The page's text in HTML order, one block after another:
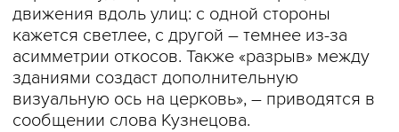
движения вдоль улиц: с одной стороны
кажется светлее, с другой – темнее из-за
асимметрии откосов. Также «разрыв» между
зданиями создаст дополнительную
визуальную ось на церковь», – приводятся в
сообщении слова Кузнецова.